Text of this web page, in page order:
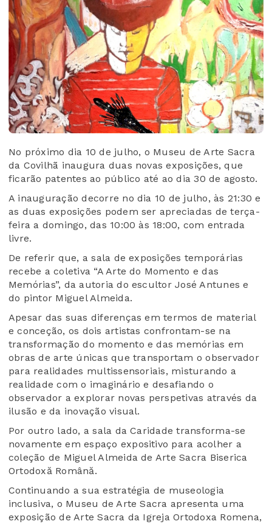
No próximo dia 10 de julho, o Museu de Arte Sacra
da Covilhã inaugura duas novas exposições, que
ficarão patentes ao público até ao dia 30 de agosto.
A inauguração decorre no dia 10 de julho, às 21:30 e
as duas exposições podem ser apreciadas de terça-
feira a domingo, das 10:00 às 18:00, com entrada
livre.
De referir que, a sala de exposições temporárias
recebe a coletiva “A Arte do Momento e das
Memórias”, da autoria do escultor José Antunes e
do pintor Miguel Almeida.
Apesar das suas diferenças em termos de material
e conceção, os dois artistas confrontam-se na
transformação do momento e das memórias em
obras de arte únicas que transportam o observador
para realidades multissensoriais, misturando a
realidade com o imaginário e desafiando o
observador a explorar novas perspetivas através da
ilusão e da inovação visual.
Por outro lado, a sala da Caridade transforma-se
novamente em espaço expositivo para acolher a
coleção de Miguel Almeida de Arte Sacra Biserica
Ortodoxă Română.
Continuando a sua estratégia de museologia
inclusiva, o Museu de Arte Sacra apresenta uma
exposição de Arte Sacra da Igreja Ortodoxa Romena,